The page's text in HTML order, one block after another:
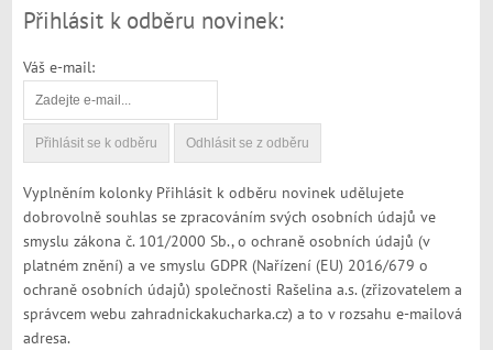
Přihlásit k odběru novinek:
Váš e-mail:
Vyplněním kolonky Přihlásit k odběru novinek udělujete
dobrovolně souhlas se zpracováním svých osobních údajů ve
smyslu zákona č. 101/2000 Sb., o ochraně osobních údajů (v
platném znění) a ve smyslu GDPR (Nařízení (EU) 2016/679 o
ochraně osobních údajů) společnosti Rašelina a.s. (zřizovatelem a
správcem webu zahradnickakucharka.cz) a to v rozsahu e-mailová
adresa.